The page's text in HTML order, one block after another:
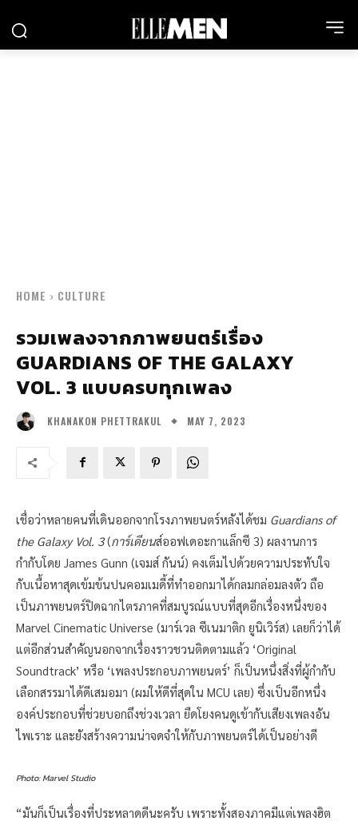
HOME CULTURE
รวมเพลงจากภาพยนตร์เรื่อง
GUARDIANS OF THE GALAXY
VOL. 3 แบบครบทุกเพลง
KHANAKON PHETTRAKUL MAY 7, 2023
เชื่อว่าหลายคนที่เดินออกจากโรงภาพยนตร์หลังได้ชม Guardians of
the Galaxy Vol. 3(การ์เดียนส์ออฟเดอะกาแล็กซี 3) ผลงานการ
กำกับโดย James Gunn (เจมส์ กันน์) คงเต็มไปด้วยความประทับใจ
กับเนื้อหาสุดเข้มข้นปนคอมเมดี้ที่ทำออกมาได้กลมกล่อมลงตัว ถือ
เป็นภาพยนตร์ปิดฉากไตรภาคที่สมบูรณ์แบบที่สุดอีกเรื่องหนึ่งของ
Marvel Cinematic Universe (มาร์เวล ซีเนมาติก ยูนิเวิร์ส) เลยก็ว่าได้
แต่อีกส่วนสำคัญนอกจากเรื่องราวชวนติดตามแล้ว ‘Original
Soundtrack’ หรือ ‘เพลงประกอบภาพยนตร์’ ก็เป็นหนึ่งสิ่งที่ผู้กำกับ
เลือกสรรมาได้ดีเสมอมา (ผมให้ดีที่สุดใน MCU เลย) ซึ่งเป็นอีกหนึ่ง
องค์ประกอบที่ช่วยบอกถึงช่วงเวลา ยืดโยงคนดูเข้ากับเสียงเพลงอัน
ไพเราะ และยังสร้างความน่าจดจำให้กับภาพยนตร์ได้เป็นอย่างดี
Photo: Marvel Studio
“มันก็เป็นเรื่องที่ประหลาดดีนะครับ เพราะทั้งสองภาคมีแต่เพลงฮิต